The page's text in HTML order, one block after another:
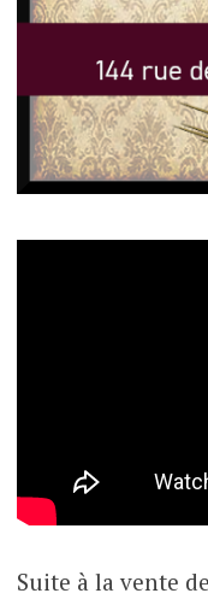
Suite à la vente